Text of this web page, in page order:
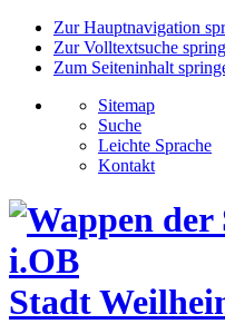
Zur Hauptnavigation
Zur Volltextsuche
Zum Seiteninhalt
Sitemap
Suche
Leichte Sprache
Kontakt
Stadt